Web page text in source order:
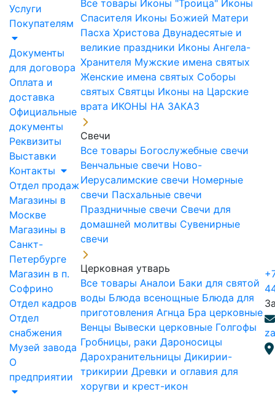
Услуги
Покупателям
Документы
для договора
Оплата и
доставка
Официальные
документы
Реквизиты
Выставки
Контакты
Отдел продаж
Магазины в
Москве
Магазины в
Санкт-
Петербурге
Магазин в п.
Софрино
Отдел кадров
Отдел
снабжения
Музей завода
О
предприятии
Все товары Иконы "Троица" Иконы
Спасителя Иконы Божией Матери
Пасха Христова Двунадесятые и
великие праздники Иконы Ангела-
Хранителя Мужские имена святых
Женские имена святых Соборы
святых Святцы Иконы на Царские
врата ИКОНЫ НА ЗАКАЗ
Свечи
Все товары Богослужебные свечи
Венчальные свечи Ново-
Иерусалимские свечи Номерные
свечи Пасхальные свечи
Праздничные свечи Свечи для
домашней молитвы Сувенирные
свечи
Церковная утварь
Все товары Аналои Баки для святой
воды Блюда всенощные Блюда для
приготовления Агнца Бра церковные
Венцы Вывески церковные Голгофы
Гробницы, раки Дароносицы
Дарохранительницы Дикирии-
трикирии Древки и оглавия для
хоругви и крест-икон